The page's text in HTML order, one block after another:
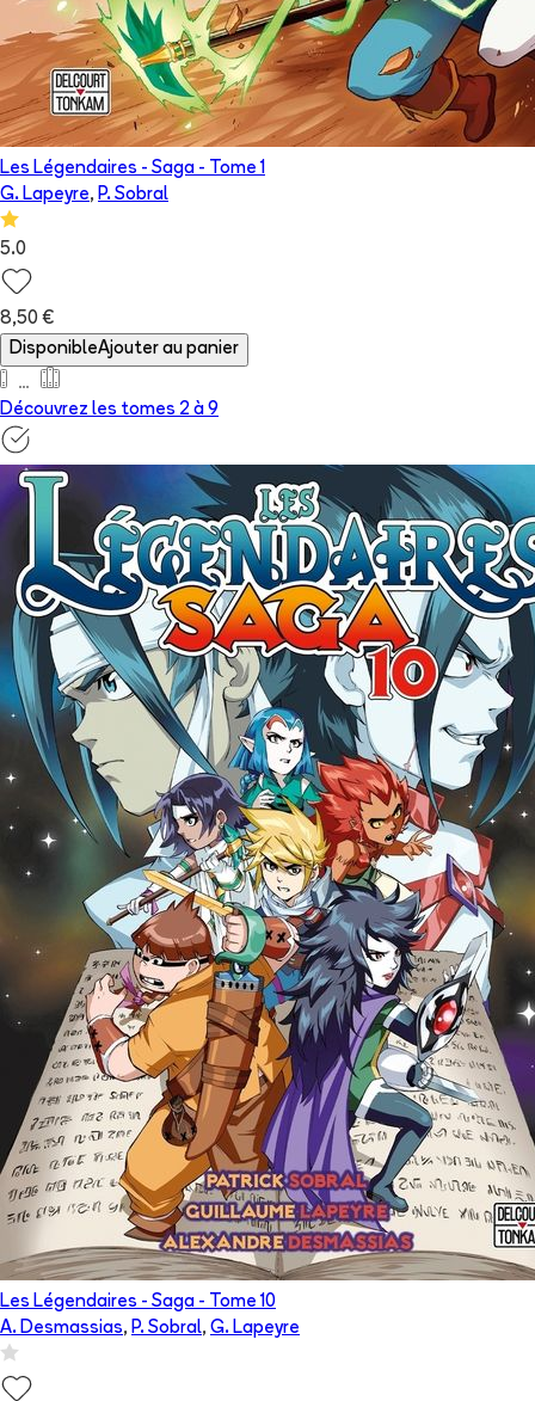
Les Légendaires - Saga - Tome 1
G. Lapeyre, P. Sobral
5.0
8,50 €
DisponibleAjouter au panier
Découvrez les tomes 2 à 9
Les Légendaires - Saga - Tome 10
A. Desmassias, P. Sobral, G. Lapeyre